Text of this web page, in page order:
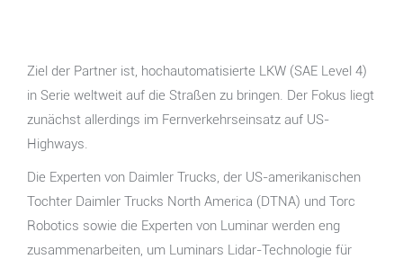
Ziel der Partner ist, hochautomatisierte LKW (SAE Level 4)
in Serie weltweit auf die Straßen zu bringen. Der Fokus liegt
zunächst allerdings im Fernverkehrseinsatz auf US-
Highways.
Die Experten von Daimler Trucks, der US-amerikanischen
Tochter Daimler Trucks North America (DTNA) und Torc
Robotics sowie die Experten von Luminar werden eng
zusammenarbeiten, um Luminars Lidar-Technologie für